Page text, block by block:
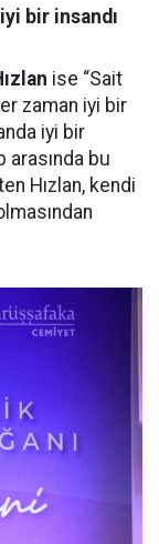
bir insandı
ise “Sait
zaman iyi bir
iyi bir
arasında bu
Hızlan, kendi